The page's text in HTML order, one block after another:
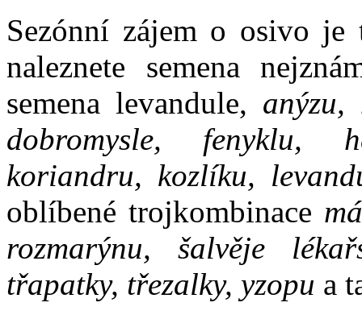
Sezónní zájem o osivo
naleznete semena
semena levandule, anýzu,
dobromysle, fenyklu,
koriandru, kozlíku,
oblíbené trojkombinace
rozmarýnu, šalvěje
třapatky, třezalky, yzopu a